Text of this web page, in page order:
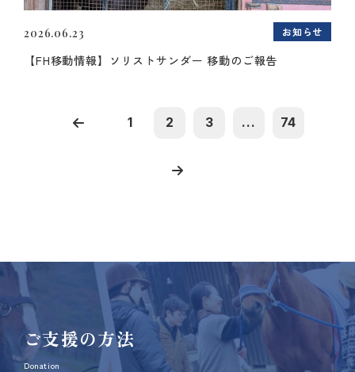
2026.06.23 お知らせ
【FH移動情報】ソリストサンダー 移動のご報告
1 2 3 ... 74
ご支援の方法
Donation